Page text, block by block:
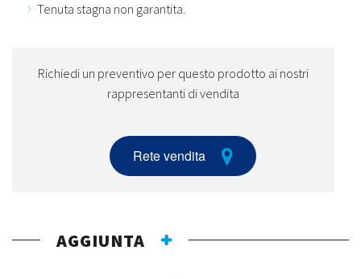
Tenuta stagna non garantita.
Richiedi un preventivo per questo prodotto ai nostri
rappresentanti di vendita
Rete vendita
AGGIUNTA